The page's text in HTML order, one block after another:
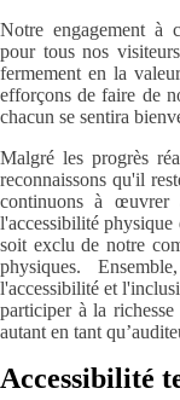
Notre engagement à
pour tous nos
fermement en la
efforçons de faire de
chacun se sentira
Malgré les progrès
reconnaissons qu'il
continuons à œuvrer
l'accessibilité
soit exclu de notre
physiques.
l'accessibilité et
participer à la
autant en tant
Accessibilité